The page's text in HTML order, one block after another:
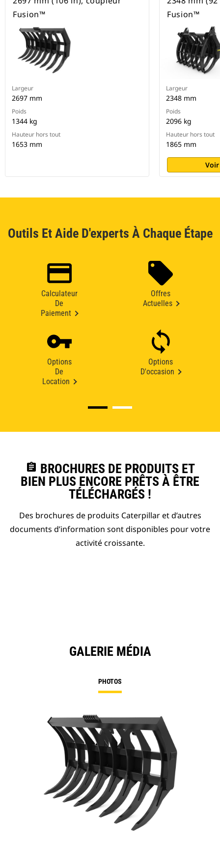
Fusion™
Largeur
2697 mm
Poids
1344 kg
Hauteur hors tout
1653 mm
Fusion™
Largeur
2348 mm
Poids
2096 kg
Hauteur hors tout
1865 mm
Outils Et Aide D'experts À Chaque Étape
Calculateur
De
Paiement
Offres
Actuelles
Options
De
Location
Options
D'occasion
assignment BROCHURES DE PRODUITS ET
BIEN PLUS ENCORE PRÊTS À ÊTRE
TÉLÉCHARGÉS !
Des brochures de produits Caterpillar et d’autres
documents d’information sont disponibles pour votre
activité croissante.
GALERIE MÉDIA
PHOTOS